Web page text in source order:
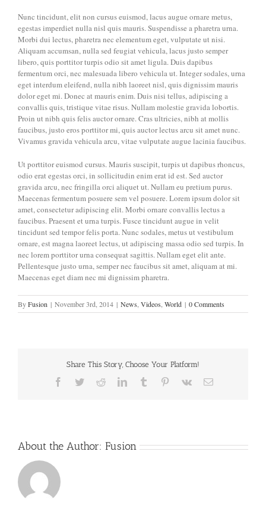
Nunc tincidunt, elit non cursus euismod, lacus augue ornare metus,
egestas imperdiet nulla nisl quis mauris. Suspendisse a pharetra urna.
Morbi dui lectus, pharetra nec elementum eget, vulputate ut nisi.
Aliquam accumsan, nulla sed feugiat vehicula, lacus justo semper
libero, quis porttitor turpis odio sit amet ligula. Duis dapibus
fermentum orci, nec malesuada libero vehicula ut. Integer sodales, urna
eget interdum eleifend, nulla nibh laoreet nisl, quis dignissim mauris
dolor eget mi. Donec at mauris enim. Duis nisi tellus, adipiscing a
convallis quis, tristique vitae risus. Nullam molestie gravida lobortis.
Proin ut nibh quis felis auctor ornare. Cras ultricies, nibh at mollis
faucibus, justo eros porttitor mi, quis auctor lectus arcu sit amet nunc.
Vivamus gravida vehicula arcu, vitae vulputate augue lacinia faucibus.
Ut porttitor euismod cursus. Mauris suscipit, turpis ut dapibus rhoncus,
odio erat egestas orci, in sollicitudin enim erat id est. Sed auctor
gravida arcu, nec fringilla orci aliquet ut. Nullam eu pretium purus.
Maecenas fermentum posuere sem vel posuere. Lorem ipsum dolor sit
amet, consectetur adipiscing elit. Morbi ornare convallis lectus a
faucibus. Praesent et urna turpis. Fusce tincidunt augue in velit
tincidunt sed tempor felis porta. Nunc sodales, metus ut vestibulum
ornare, est magna laoreet lectus, ut adipiscing massa odio sed turpis. In
nec lorem porttitor urna consequat sagittis. Nullam eget elit ante.
Pellentesque justo urna, semper nec faucibus sit amet, aliquam at mi.
Maecenas eget diam nec mi dignissim pharetra.
ByFusion | November 3rd, 2014 | News,Videos,World | 0 Comments
Share This Story, Choose Your Platform!
Facebook
TwitterRedditLinkedInTumblr Pinterest
Vk Email
About the Author: Fusion